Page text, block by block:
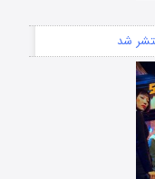
شد